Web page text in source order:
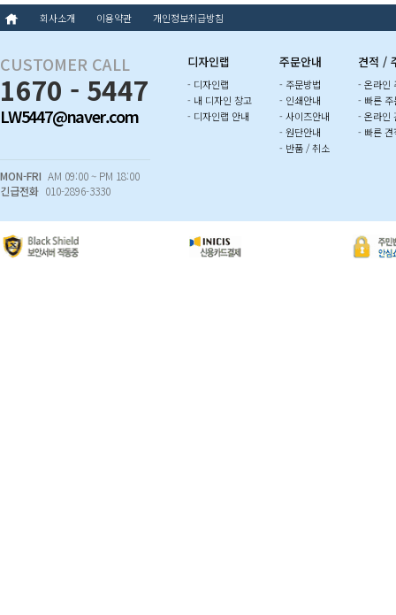
회사소개 이용약관 개인정보취급방침
CUSTOMER CALL
1670 - 5447
LW5447@naver.com
MON-FRI AM 09:00 ~ PM 18:00
긴급전화 010-2896-3330
디자인랩
- 디자인랩
- 내 디자인 창고
- 디자인랩 안내
주문안내
- 주문방법
- 인쇄안내
- 사이즈안내
- 원단안내
- 반품 / 취소
견적 /
- 온라인
- 빠른 주
- 온라인
- 빠른 견